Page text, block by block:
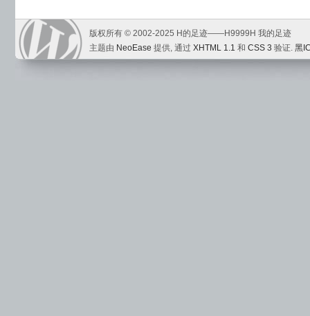
版权所有 © 2002-2025 H的足迹——H9999H 我的足迹
主题由 NeoEase 提供, 通过 XHTML 1.1 和 CSS 3 验证. 黑